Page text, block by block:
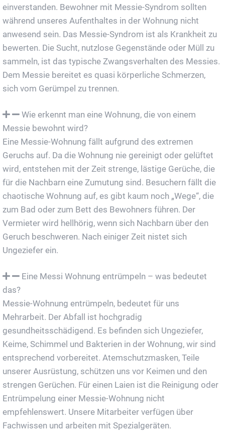
einverstanden. Bewohner mit Messie-Syndrom sollten
während unseres Aufenthaltes in der Wohnung nicht
anwesend sein. Das Messie-Syndrom ist als Krankheit zu
bewerten. Die Sucht, nutzlose Gegenstände oder Müll zu
sammeln, ist das typische Zwangsverhalten des Messies.
Dem Messie bereitet es quasi körperliche Schmerzen,
sich vom Gerümpel zu trennen.
Wie erkennt man eine Wohnung, die von einem
Messie bewohnt wird?
Eine Messie-Wohnung fällt aufgrund des extremen
Geruchs auf. Da die Wohnung nie gereinigt oder gelüftet
wird, entstehen mit der Zeit strenge, lästige Gerüche, die
für die Nachbarn eine Zumutung sind. Besuchern fällt die
chaotische Wohnung auf, es gibt kaum noch „Wege“, die
zum Bad oder zum Bett des Bewohners führen. Der
Vermieter wird hellhörig, wenn sich Nachbarn über den
Geruch beschweren. Nach einiger Zeit nistet sich
Ungeziefer ein.
Eine Messi Wohnung entrümpeln – was bedeutet
das?
Messie-Wohnung entrümpeln, bedeutet für uns
Mehrarbeit. Der Abfall ist hochgradig
gesundheitsschädigend. Es befinden sich Ungeziefer,
Keime, Schimmel und Bakterien in der Wohnung, wir sind
entsprechend vorbereitet. Atemschutzmasken, Teile
unserer Ausrüstung, schützen uns vor Keimen und den
strengen Gerüchen. Für einen Laien ist die Reinigung oder
Entrümpelung einer Messie-Wohnung nicht
empfehlenswert. Unsere Mitarbeiter verfügen über
Fachwissen und arbeiten mit Spezialgeräten.